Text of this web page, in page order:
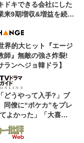
ドキできる会社にした
来9期増収&増益を続け
界的大ヒット『エージ
師』無敵の強さ炸裂!
ンヘジョ韓ドラ】
どうやって入手?」ブ
同僚に“ポケカ”をプレ
よかった」「大喜び